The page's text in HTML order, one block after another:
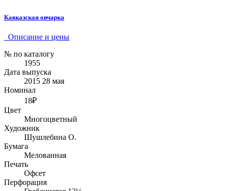
Кавказская овчарка
Описание и цены
№ по каталогу
1955
Дата выпуска
2015 28 мая
Номинал
18₽
Цвет
Многоцветный
Художник
Шушлебина О.
Бумага
Мелованная
Печать
Офсет
Перфорация